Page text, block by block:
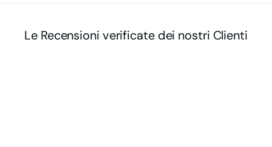
Le Recensioni verificate dei nostri Clienti